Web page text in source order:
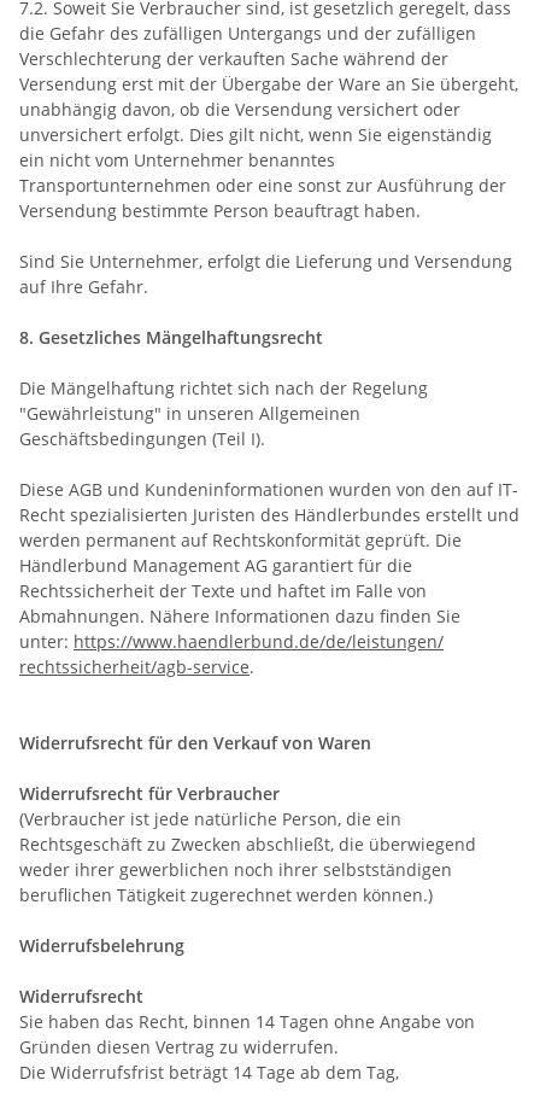
7.2. Soweit Sie Verbraucher sind, ist gesetzlich geregelt, dass
die Gefahr des zufälligen Untergangs und der zufälligen
Verschlechterung der verkauften Sache während der
Versendung erst mit der Übergabe der Ware an Sie übergeht,
unabhängig davon, ob die Versendung versichert oder
unversichert erfolgt. Dies gilt nicht, wenn Sie eigenständig
ein nicht vom Unternehmer benanntes
Transportunternehmen oder eine sonst zur Ausführung der
Versendung bestimmte Person beauftragt haben.
Sind Sie Unternehmer, erfolgt die Lieferung und Versendung
auf Ihre Gefahr.
8. Gesetzliches Mängelhaftungsrecht
Die Mängelhaftung richtet sich nach der Regelung
"Gewährleistung" in unseren Allgemeinen
Geschäftsbedingungen (Teil I).
Diese AGB und Kundeninformationen wurden von den auf IT-
Recht spezialisierten Juristen des Händlerbundes erstellt und
werden permanent auf Rechtskonformität geprüft. Die
Händlerbund Management AG garantiert für die
Rechtssicherheit der Texte und haftet im Falle von
Abmahnungen. Nähere Informationen dazu finden Sie
unter: https://www.haendlerbund.de/de/leistungen/
rechtssicherheit/agb-service.
Widerrufsrecht für den Verkauf von Waren
Widerrufsrecht für Verbraucher
(Verbraucher ist jede natürliche Person, die ein
Rechtsgeschäft zu Zwecken abschließt, die überwiegend
weder ihrer gewerblichen noch ihrer selbstständigen
beruflichen Tätigkeit zugerechnet werden können.)
Widerrufsbelehrung
Widerrufsrecht
Sie haben das Recht, binnen 14 Tagen ohne Angabe von
Gründen diesen Vertrag zu widerrufen.
Die Widerrufsfrist beträgt 14 Tage ab dem Tag,